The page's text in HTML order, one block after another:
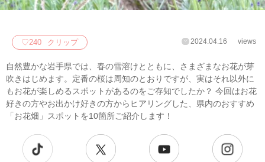
♡240 クリップ 2024.04.16 views
自然豊かな岩手県では、春の雪溶けとともに、さまざまなお花が芽
吹きはじめます。定番の桜は周知のとおりですが、実はそれ以外に
もお花が楽しめるスポットがあるのをご存知でしたか？ 今回はお花
好きの方やお出かけ好きの方からヒアリングした、県内のおすすめ
「お花畑」スポットを10箇所ご紹介します！